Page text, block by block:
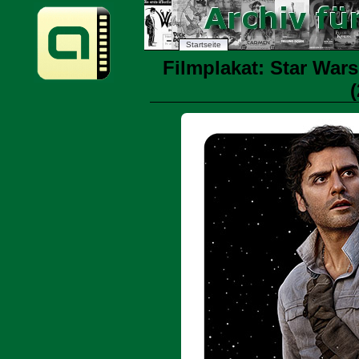
Startseite
Filmplakat: Star